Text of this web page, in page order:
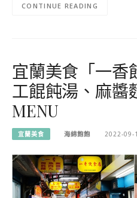
CONTINUE READING
宜蘭美食「一香
工餛飩湯、麻醬
MENU
宜蘭美食 海綿飽飽 2022-09-